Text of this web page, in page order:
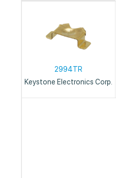
2994TR
Keystone Electronics Corp.